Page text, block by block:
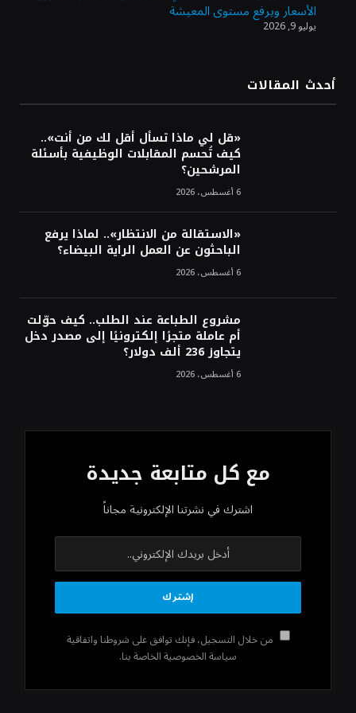
مدعومًا بالبنوك والمواد الأساسية
الأسعار ويرفع مستوى المعيشة
يوليو 9, 2026
أحدث المقالات
«قل لي ماذا تسأل أقل لك من أنت»..
كيف تُحسم المقابلات الوظيفية بأسئلة
المرشحين؟
6 أغسطس، 2026
«الاستقالة من الانتظار».. لماذا يرفع
الباحثون عن العمل الراية البيضاء؟
6 أغسطس، 2026
مشروع الطباعة عند الطلب.. كيف حوّلت
أم عاملة متجرًا إلكترونيًا إلى مصدر دخل
يتجاوز 236 ألف دولار؟
6 أغسطس، 2026
مع كل متابعة جديدة
اشترك في نشرتنا الإلكترونية مجاناً
من خلال التسجيل، فإنك توافق على شروطنا واتفاقية
سياسة الخصوصية الخاصة بنا.